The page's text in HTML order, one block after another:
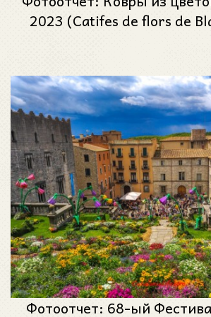
2023 (Catifes de flors de
Фотоотчет: 68-ый